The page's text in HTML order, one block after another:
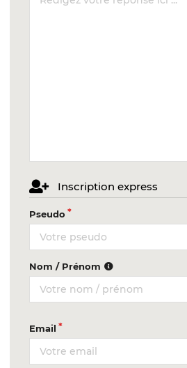
Inscription express
Pseudo
Nom / Prénom
Email